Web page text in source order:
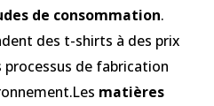
de consommation.
des t-shirts à des prix
processus de fabrication
matières